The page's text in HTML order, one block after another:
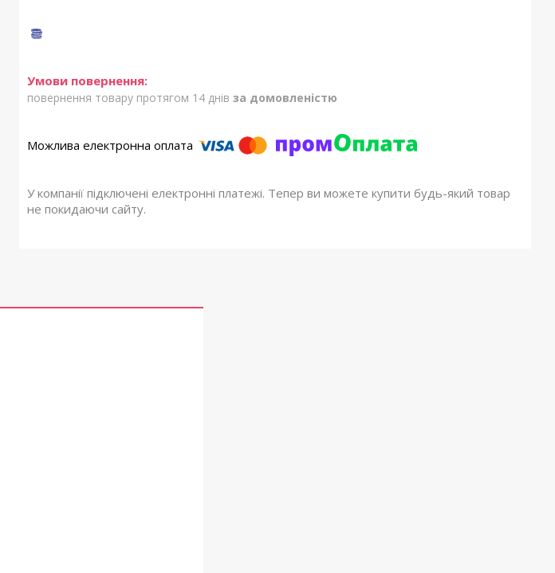
повернення товару протягом 14 днів за домовленістю
У компанії підключені електронні платежі. Тепер ви можете купити будь-який товар
не покидаючи сайту.